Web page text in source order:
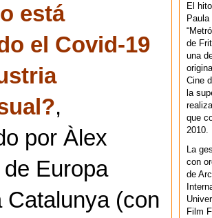
está
el Covid-19
,
por Àlex
Europa
Catalunya (con
El
de
una
Cine
la
que
2010.
La
con
de
Film